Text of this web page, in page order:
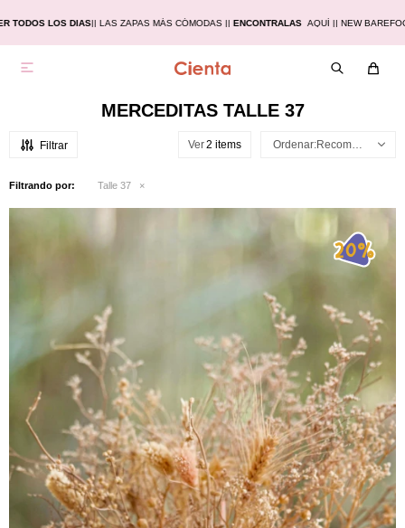
TODOS LOS DIAS|| LAS ZAPAS MÁS CÓMODAS || ENCONTRALASAQUÍ || NEW

MERCEDITAS TALLE 37
Ver Recomendados
Filtrando por: Talle 37